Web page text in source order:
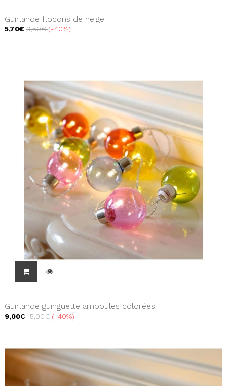
Guirlande flocons de neige
5,70€ 9,50€ -40%
Guirlande guinguette ampoules colorées
9,00€ 15,00€ -40%